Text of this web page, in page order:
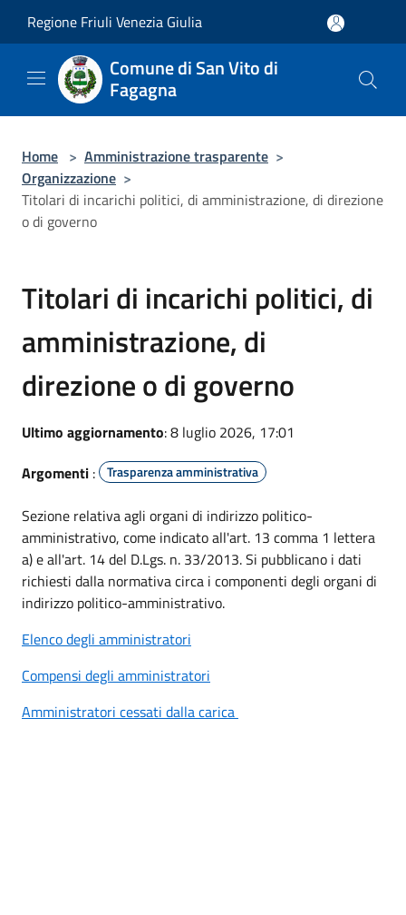
Regione Friuli Venezia Giulia
Comune di San Vito di
Fagagna
Home > Amministrazione trasparente >
Organizzazione >
Titolari di incarichi politici, di amministrazione, di direzione
o di governo
Titolari di incarichi politici, di
amministrazione, di
direzione o di governo
Ultimo aggiornamento: 8 luglio 2026, 17:01
Argomenti : Trasparenza amministrativa
Sezione relativa agli organi di indirizzo politico-
amministrativo, come indicato all'art. 13 comma 1 lettera
a) e all'art. 14 del D.Lgs. n. 33/2013. Si pubblicano i dati
richiesti dalla normativa circa i componenti degli organi di
indirizzo politico-amministrativo.
Elenco degli amministratori
Compensi degli amministratori
Amministratori cessati dalla carica